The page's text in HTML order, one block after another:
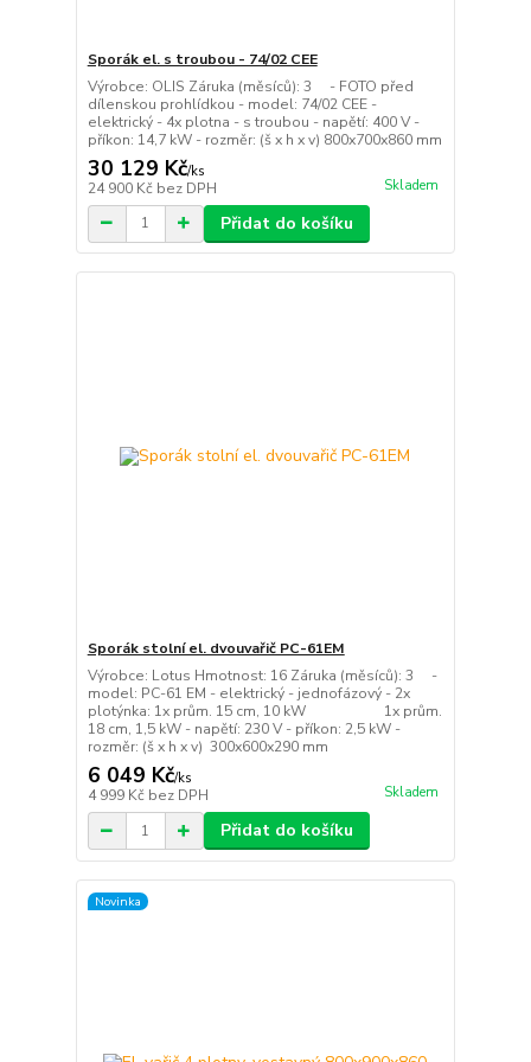
Sporák el. s troubou - 74/02 CEE
Výrobce: OLIS Záruka (měsíců): 3 - FOTO před
dílenskou prohlídkou - model: 74/02 CEE -
elektrický - 4x plotna - s troubou - napětí: 400 V -
příkon: 14,7 kW - rozměr: (š x h x v) 800x700x860 mm
30 129 Kč/ks
24 900 Kč bez DPH Skladem
Přidat do košíku
Sporák stolní el. dvouvařič PC-61EM
Výrobce: Lotus Hmotnost: 16 Záruka (měsíců): 3 -
model: PC-61 EM - elektrický - jednofázový - 2x
plotýnka: 1x prům. 15 cm, 10 kW 1x prům.
18 cm, 1,5 kW - napětí: 230 V - příkon: 2,5 kW -
rozměr: (š x h x v) 300x600x290 mm
6 049 Kč/ks
4 999 Kč bez DPH Skladem
Přidat do košíku
Novinka